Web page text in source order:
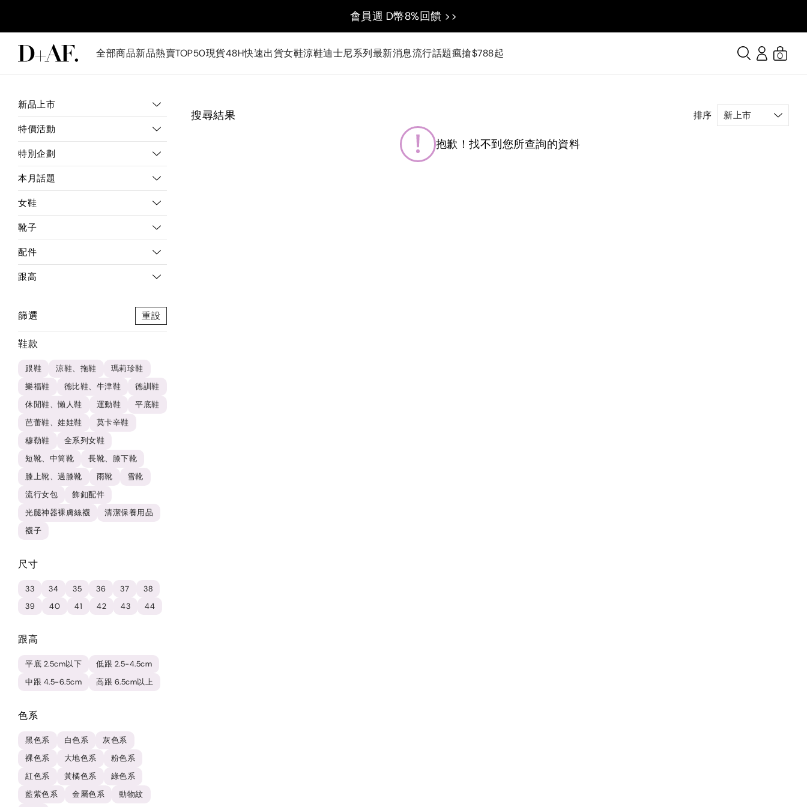
會員週 D幣8%回饋 >>
全部商品新品熱賣TOP50現貨48H快速出貨女鞋涼鞋迪士尼系列最新消息流行話題瘋搶$788起 0
新品上市
特價活動
特別企劃
本月話題
女鞋
靴子
配件
跟高
篩選 重設
鞋款
跟鞋 涼鞋、拖鞋
瑪莉珍鞋
樂福鞋
德比鞋、牛津鞋
德訓鞋
休閒鞋、懶人鞋
運動鞋
平底鞋
芭蕾鞋、娃娃鞋
莫卡辛鞋
穆勒鞋
全系列女鞋
短靴、中筒靴
長靴、膝下靴
膝上靴、過膝靴
雨靴
雪靴
流行女包
飾釦配件
光腿神器裸膚絲襪
清潔保養用品
襪子
尺寸
33 34 35 36 37
38
39
40 41 42 43 44
跟高
平底 2.5cm以下
低跟 2.5-4.5cm
中跟 4.5-6.5cm
高跟 6.5cm以上
色系
黑色系 白色系
灰色系
裸色系
大地色系
粉色系
紅色系
黃橘色系
綠色系
藍紫色系
金屬色系 動物紋
搜尋結果 排序
抱歉！找不到您所查詢的資料